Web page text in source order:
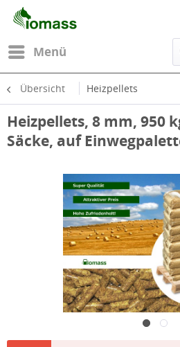
Menü
Übersicht Heizpellets
Heizpellets, 8 mm, 950
Säcke, auf